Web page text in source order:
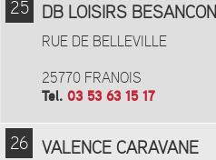
25 DB LOISIRS BESANCON
RUE DE BELLEVILLE
25770 FRANOIS
Tel. 03 53 63 15 17
26 VALENCE CARAVANE